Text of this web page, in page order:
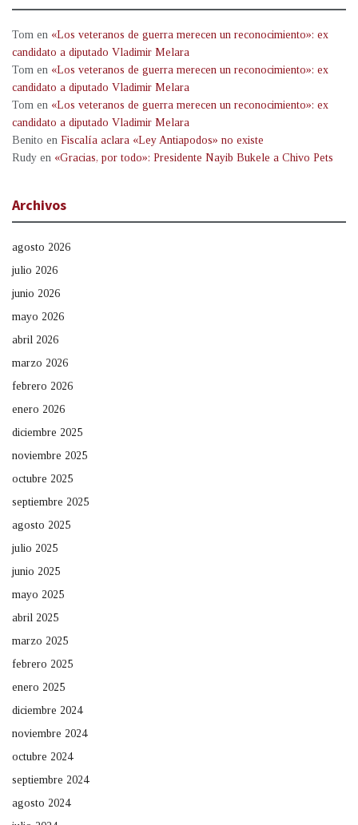
Tom en «Los veteranos de guerra merecen un reconocimiento»: ex
candidato a diputado Vladimir Melara
Tom en «Los veteranos de guerra merecen un reconocimiento»: ex
candidato a diputado Vladimir Melara
Tom en «Los veteranos de guerra merecen un reconocimiento»: ex
candidato a diputado Vladimir Melara
Benito en Fiscalía aclara «Ley Antiapodos» no existe
Rudy en «Gracias, por todo»: Presidente Nayib Bukele a Chivo Pets
Archivos
agosto 2026
julio 2026
junio 2026
mayo 2026
abril 2026
marzo 2026
febrero 2026
enero 2026
diciembre 2025
noviembre 2025
octubre 2025
septiembre 2025
agosto 2025
julio 2025
junio 2025
mayo 2025
abril 2025
marzo 2025
febrero 2025
enero 2025
diciembre 2024
noviembre 2024
octubre 2024
septiembre 2024
agosto 2024